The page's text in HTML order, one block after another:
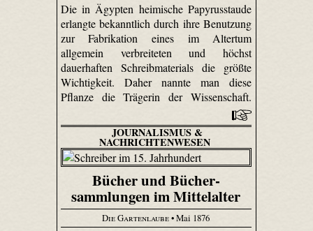
Die in Ägypten heimische Papyrusstaude
erlangte bekanntlich durch ihre Benutzung
zur Fabrikation eines im Altertum
allgemein verbreiteten und höchst
dauerhaften Schreibmaterials die größte
Wichtigkeit. Daher nannte man diese
Pflanze die Trägerin der Wissenschaft.
JOURNALISMUS &
NACHRICHTENWESEN
Bücher und Bücher­
sammlungen im Mittelalter
Die Gartenlaube• Mai 1876